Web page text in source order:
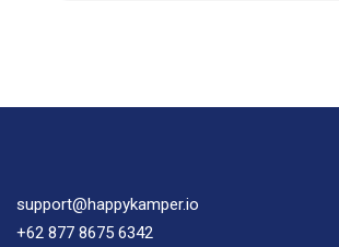
support@happykamper.io
+62 877 8675 6342